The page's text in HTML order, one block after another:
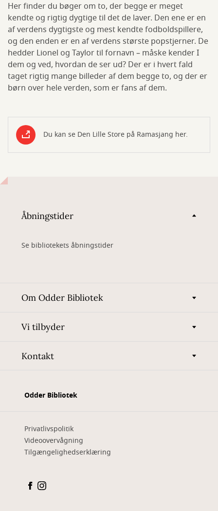
Her finder du bøger om to, der begge er meget
kendte og rigtig dygtige til det de laver. Den ene er en
af verdens dygtigste og mest kendte fodboldspillere,
og den enden er en af verdens største popstjerner. De
hedder Lionel og Taylor til fornavn – måske kender I
dem og ved, hvordan de ser ud? Der er i hvert fald
taget rigtig mange billeder af dem begge to, og der er
børn over hele verden, som er fans af dem.
Du kan se Den Lille Store på Ramasjang her.
Åbningstider
Se bibliotekets åbningstider
Om Odder Bibliotek
Vi tilbyder
Kontakt
Odder Bibliotek
Privatlivspolitik
Videoovervågning
Tilgængelighedserklæring